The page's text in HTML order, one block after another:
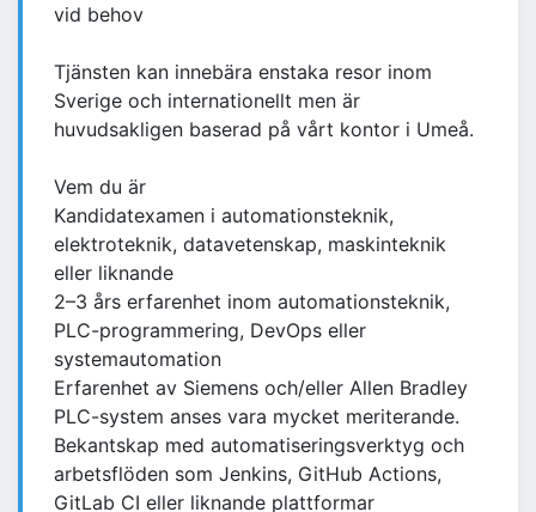
vid behov
Tjänsten kan innebära enstaka resor inom
Sverige och internationellt men är
huvudsakligen baserad på vårt kontor i Umeå.
Vem du är
Kandidatexamen i automationsteknik,
elektroteknik, datavetenskap, maskinteknik
eller liknande
2–3 års erfarenhet inom automationsteknik,
PLC-programmering, DevOps eller
systemautomation
Erfarenhet av Siemens och/eller Allen Bradley
PLC-system anses vara mycket meriterande.
Bekantskap med automatiseringsverktyg och
arbetsflöden som Jenkins, GitHub Actions,
GitLab CI eller liknande plattformar